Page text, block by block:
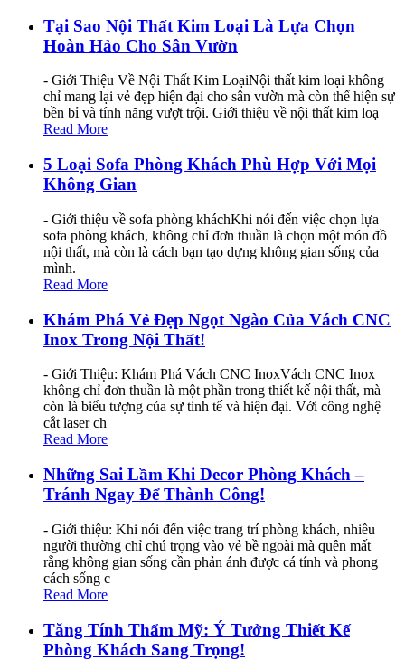
Tại Sao Nội Thất Kim Loại Là Lựa Chọn
Hoàn Hảo Cho Sân Vườn
- Giới Thiệu Về Nội Thất Kim LoạiNội thất kim loại không
chỉ mang lại vẻ đẹp hiện đại cho sân vườn mà còn thể hiện sự
bền bỉ và tính năng vượt trội. Giới thiệu về nội thất kim loạ
Read More
5 Loại Sofa Phòng Khách Phù Hợp Với Mọi
Không Gian
- Giới thiệu về sofa phòng kháchKhi nói đến việc chọn lựa
sofa phòng khách, không chỉ đơn thuần là chọn một món đồ
nội thất, mà còn là cách bạn tạo dựng không gian sống của
mình.
Read More
Khám Phá Vẻ Đẹp Ngọt Ngào Của Vách CNC
Inox Trong Nội Thất!
- Giới Thiệu: Khám Phá Vách CNC InoxVách CNC Inox
không chỉ đơn thuần là một phần trong thiết kế nội thất, mà
còn là biểu tượng của sự tinh tế và hiện đại. Với công nghệ
cắt laser ch
Read More
Những Sai Lầm Khi Decor Phòng Khách –
Tránh Ngay Để Thành Công!
- Giới thiệu: Khi nói đến việc trang trí phòng khách, nhiều
người thường chỉ chú trọng vào vẻ bề ngoài mà quên mất
rằng không gian sống cần phản ánh được cá tính và phong
cách sống c
Read More
Tăng Tính Thẩm Mỹ: Ý Tưởng Thiết Kế
Phòng Khách Sang Trọng!